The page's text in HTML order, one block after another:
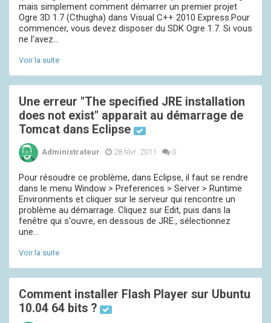
mais simplement comment démarrer un premier projet
Ogre 3D 1.7 (Cthugha) dans Visual C++ 2010 Express.Pour
commencer, vous devez disposer du SDK Ogre 1.7. Si vous
ne l'avez...
Voir la suite
Une erreur "The specified JRE installation
does not exist" apparait au démarrage de
Tomcat dans Eclipse
Administrateur · 28 févr. 2011 · 0
Pour résoudre ce problème, dans Eclipse, il faut se rendre
dans le menu Window > Preferences > Server > Runtime
Environments et cliquer sur le serveur qui rencontre un
problème au démarrage. Cliquez sur Edit, puis dans la
fenêtre qui s'ouvre, en dessous de JRE:, sélectionnez
une...
Voir la suite
Comment installer Flash Player sur Ubuntu
10.04 64 bits ?